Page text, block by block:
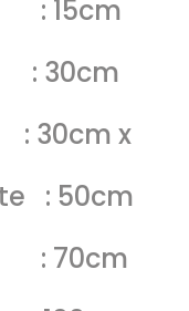
: 15cm
30cm
30cm x
: 50cm
: 70cm